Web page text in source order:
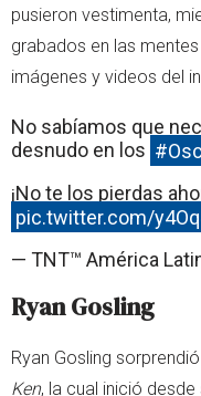
pusieron vestimenta,
grabados en las
imágenes y videos del
No sabíamos que
desnudo en los
¡No te los pierdas
pic.twitter.com/
— TNT™ América
Ryan Gosling
Ryan Gosling
Ken, la cual inició